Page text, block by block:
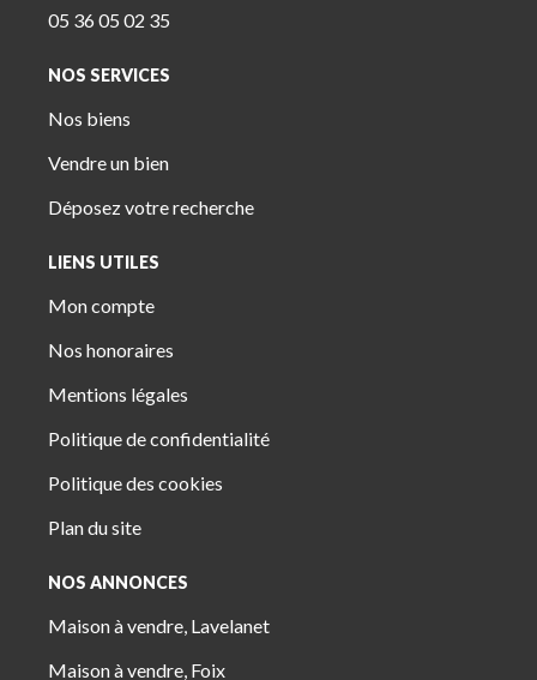
05 36 05 02 35
NOS SERVICES
Nos biens
Vendre un bien
Déposez votre recherche
LIENS UTILES
Mon compte
Nos honoraires
Mentions légales
Politique de confidentialité
Politique des cookies
Plan du site
NOS ANNONCES
Maison à vendre, Lavelanet
Maison à vendre, Foix